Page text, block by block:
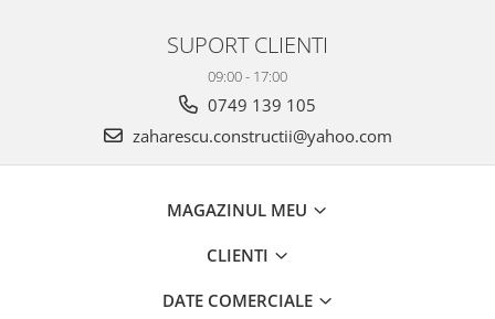
SUPORT CLIENTI
09:00 - 17:00
0749 139 105
zaharescu.constructii@yahoo.com
MAGAZINUL MEU
CLIENTI
DATE COMERCIALE